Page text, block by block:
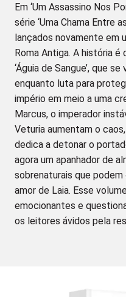
Em ‘Um Assassino Nos
série ‘Uma Chama Entre
lançados novamente em
Roma Antiga. A história é
‘Águia de Sangue’, que
enquanto luta para
império em meio a uma
Marcus, o imperador
Veturia aumentam o
dedica a detonar o
agora um apanhador de
sobrenaturais que
amor de Laia. Esse
emocionantes e
os leitores ávidos pela